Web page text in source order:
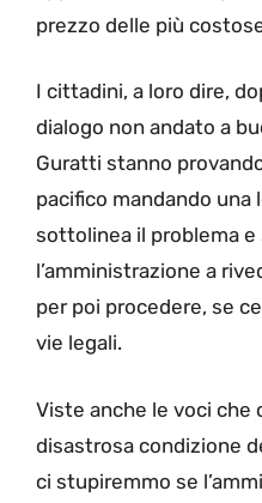
prezzo delle più
I cittadini, a loro dire,
dialogo non andato a
Guratti stanno
pacifico mandando
sottolinea il problema e
l’amministrazione a
per poi procedere, se
vie legali.
Viste anche le voci che
disastrosa condizione
ci stupiremmo se